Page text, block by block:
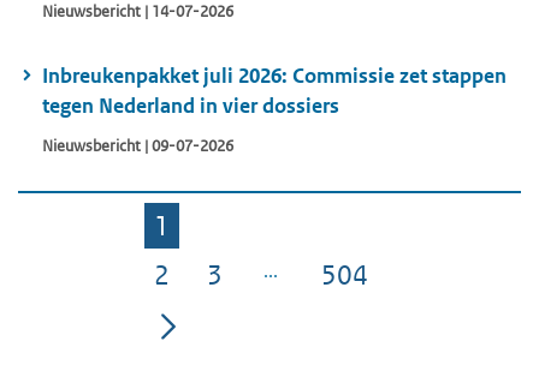
Nieuwsbericht | 14-07-2026
Inbreukenpakket juli 2026: Commissie zet stappen
tegen Nederland in vier dossiers
Nieuwsbericht | 09-07-2026
Pagina
1
Pagina
2 Pagina
3 Pagina
504